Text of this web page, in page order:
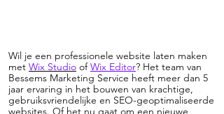
Wil je een professionele website laten maken
met Wix Studio ofWix Editor? Het team van
Bessems Marketing Service heeft meer dan 5
jaar ervaring in het bouwen van krachtige,
gebruiksvriendelijke en SEO-geoptimaliseerde
websites. Of het nu gaat om een nieuwe